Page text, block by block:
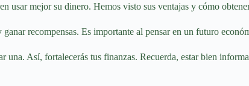
usar mejor su dinero. Hemos visto sus ventajas y cómo
recompensas. Es importante al pensar en un futuro
Así, fortalecerás tus finanzas. Recuerda, estar bien